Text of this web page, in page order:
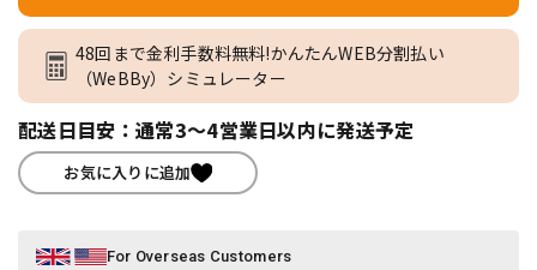
48回まで金利手数料無料!かんたんWEB分割払い
（WeBBy）シミュレーター
配送日目安：通常3～4営業日以内に発送予定
お気に入りに追加
For Overseas Customers